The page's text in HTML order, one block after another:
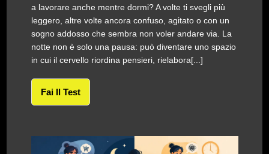
a lavorare anche mentre dormi? A volte ti svegli più
leggero, altre volte ancora confuso, agitato o con un
sogno addosso che sembra non voler andare via. La
notte non è solo una pausa: può diventare uno spazio
in cui il cervello riordina pensieri, rielabora[...]
Fai Il Test